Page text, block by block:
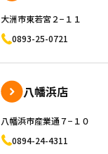
大洲市東若宮２−１１
0893-25-0721
八幡浜店
八幡浜市産業通７−１０
0894-24-4311